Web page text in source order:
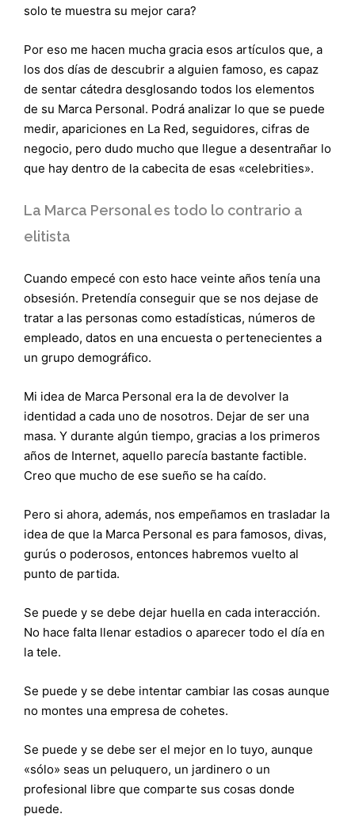
solo te muestra su mejor cara?
Por eso me hacen mucha gracia esos artículos que, a
los dos días de descubrir a alguien famoso, es capaz
de sentar cátedra desglosando todos los elementos
de su Marca Personal. Podrá analizar lo que se puede
medir, apariciones en La Red, seguidores, cifras de
negocio, pero dudo mucho que llegue a desentrañar lo
que hay dentro de la cabecita de esas «celebrities».
La Marca Personal es todo lo contrario a
elitista
Cuando empecé con esto hace veinte años tenía una
obsesión. Pretendía conseguir que se nos dejase de
tratar a las personas como estadísticas, números de
empleado, datos en una encuesta o pertenecientes a
un grupo demográfico.
Mi idea de Marca Personal era la de devolver la
identidad a cada uno de nosotros. Dejar de ser una
masa. Y durante algún tiempo, gracias a los primeros
años de Internet, aquello parecía bastante factible.
Creo que mucho de ese sueño se ha caído.
Pero si ahora, además, nos empeñamos en trasladar la
idea de que la Marca Personal es para famosos, divas,
gurús o poderosos, entonces habremos vuelto al
punto de partida.
Se puede y se debe dejar huella en cada interacción.
No hace falta llenar estadios o aparecer todo el día en
la tele.
Se puede y se debe intentar cambiar las cosas aunque
no montes una empresa de cohetes.
Se puede y se debe ser el mejor en lo tuyo, aunque
«sólo» seas un peluquero, un jardinero o un
profesional libre que comparte sus cosas donde
puede.